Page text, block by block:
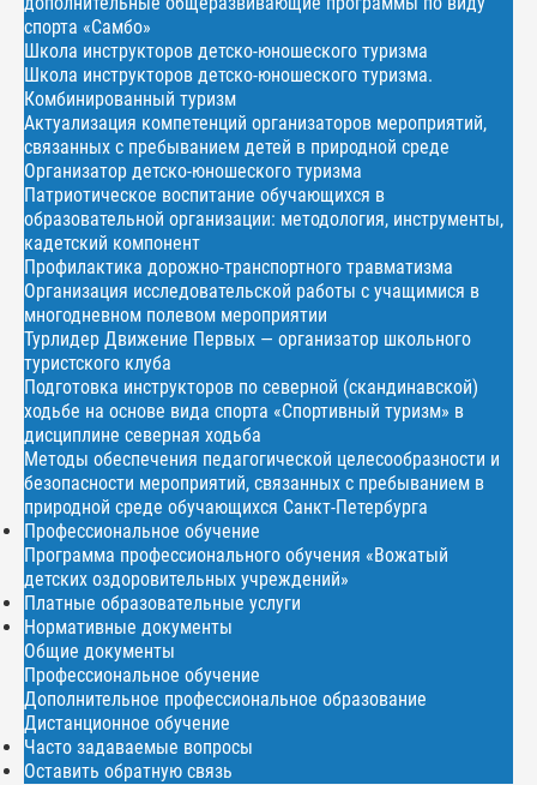
спорта «Самбо»
Школа инструкторов детско-юношеского туризма
Школа инструкторов детско-юношеского туризма.
Комбинированный туризм
Актуализация компетенций организаторов мероприятий,
связанных с пребыванием детей в природной среде
Организатор детско-юношеского туризма
Патриотическое воспитание обучающихся в
образовательной организации: методология, инструменты,
кадетский компонент
Профилактика дорожно-транспортного травматизма
Организация исследовательской работы с учащимися в
многодневном полевом мероприятии
Турлидер Движение Первых — организатор школьного
туристского клуба
Подготовка инструкторов по северной (скандинавской)
ходьбе на основе вида спорта «Спортивный туризм» в
дисциплине северная ходьба
Методы обеспечения педагогической целесообразности и
безопасности мероприятий, связанных с пребыванием в
природной среде обучающихся Санкт-Петербурга
Профессиональное обучение
Программа профессионального обучения «Вожатый
детских оздоровительных учреждений»
Платные образовательные услуги
Нормативные документы
Общие документы
Профессиональное обучение
Дополнительное профессиональное образование
Дистанционное обучение
Часто задаваемые вопросы
Оставить обратную связь